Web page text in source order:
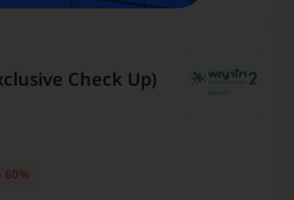
Check Up)
60%